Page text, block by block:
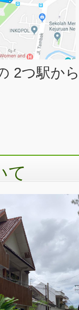
2つ駅か
て